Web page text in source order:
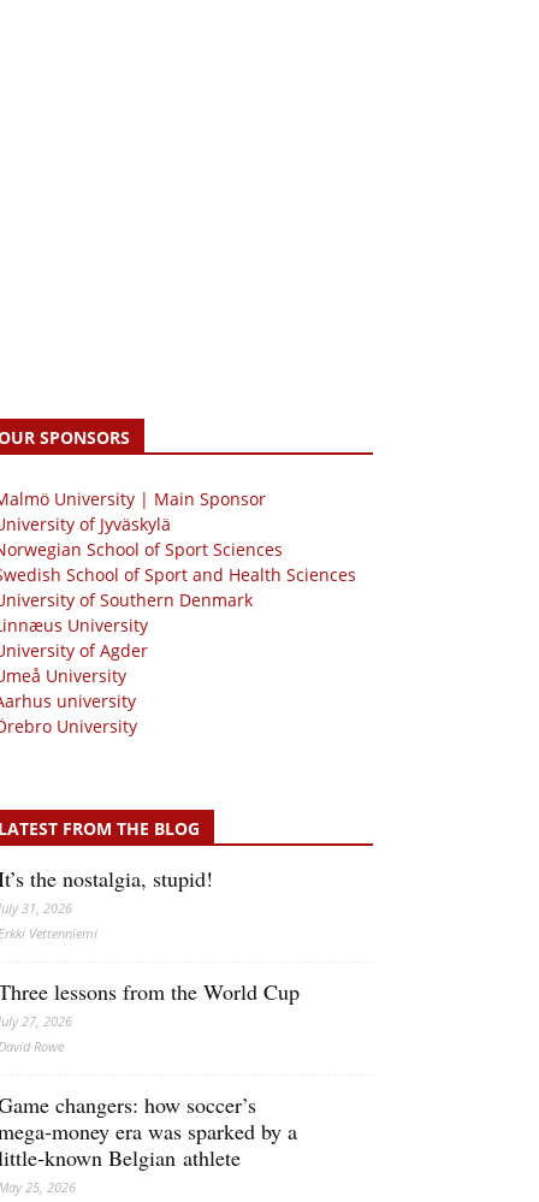
SPONSORS
University | Main Sponsor
of Jyväskylä
School of Sport Sciences
School of Sport and Health Sciences
of Southern Denmark
University
of Agder
University
university
University
LATEST FROM THE BLOG
the nostalgia, stupid!
31, 2026
Vetten­­niemi
lessons from the World Cup
27, 2026
Rowe
changers: how soccer’s
era was sparked by a
Belgian athlete
25, 2026